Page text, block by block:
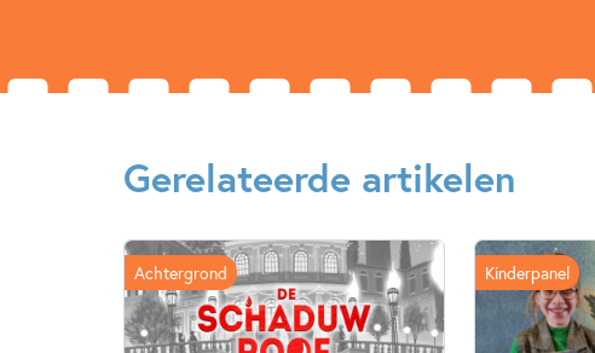
Gerelateerde artikelen
Achtergrond Kinderpanel